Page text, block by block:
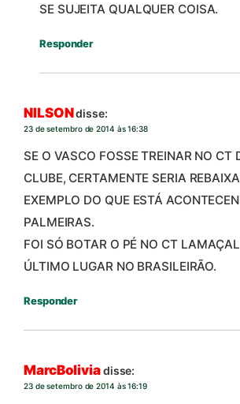
SE SUJEITA QUALQUER COISA.
Responder
NILSONdisse:
23 de setembro de 2014 às 16:38
SE O VASCO FOSSE TREINAR NO CT
CLUBE, CERTAMENTE SERIA
EXEMPLO DO QUE ESTÁ
PALMEIRAS.
FOI SÓ BOTAR O PÉ NO CT
ÚLTIMO LUGAR NO BRASILEIRÃO.
Responder
MarcBoliviadisse:
23 de setembro de 2014 às 16:19